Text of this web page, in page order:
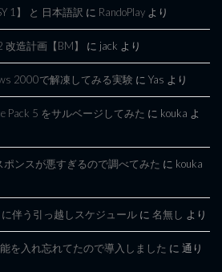
1】 と 日本語訳 に RandoPlay より
造計画【BM】 に jack より
2000で解凍してみる実験 に Yas より
Pack 5 をサルベージしてみた に kouka よ
ンスが悪すぎるので調べてみた に kouka
伴う引っ越しスケジュール に 名無し より
を入れ忘れてたので導入しました に 通り